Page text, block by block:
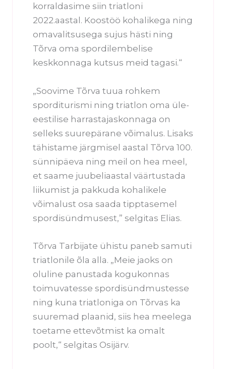
korraldasime siin triatloni
2022.aastal. Koostöö kohalikega ning
omavalitsusega sujus hästi ning
Tõrva oma spordilembelise
keskkonnaga kutsus meid tagasi.“
„Soovime Tõrva tuua rohkem
sporditurismi ning triatlon oma üle-
eestilise harrastajaskonnaga on
selleks suurepärane võimalus. Lisaks
tähistame järgmisel aastal Tõrva 100.
sünnipäeva ning meil on hea meel,
et saame juubeliaastal väärtustada
liikumist ja pakkuda kohalikele
võimalust osa saada tipptasemel
spordisündmusest,” selgitas Elias.
Tõrva Tarbijate ühistu paneb samuti
triatlonile õla alla. „Meie jaoks on
oluline panustada kogukonnas
toimuvatesse spordisündmustesse
ning kuna triatloniga on Tõrvas ka
suuremad plaanid, siis hea meelega
toetame ettevõtmist ka omalt
poolt,“ selgitas Osijärv.